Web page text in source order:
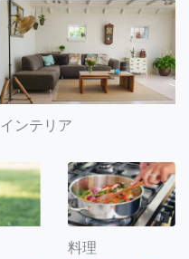
インテリア
料理